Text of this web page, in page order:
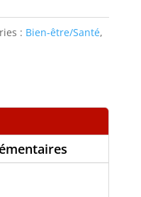
: Bien-être/Santé,